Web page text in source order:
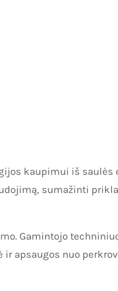
kaupimui iš saulės
sumažinti
Gamintojo
ir apsaugos nuo